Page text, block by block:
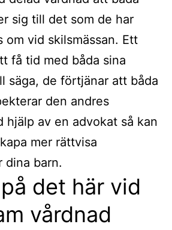
sig till det som de har
om vid skilsmässan. Ett
få tid med båda sina
säga, de förtjänar att båda
den andres
hjälp av en advokat så kan
mer rättvisa
dina barn.
det här vid
vårdnad